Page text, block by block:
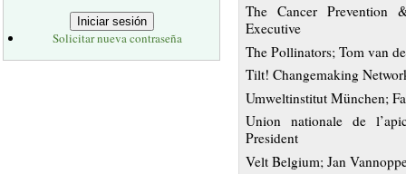
Solicitar nueva contraseña
The Cancer Prevention
Executive
The Pollinators; Tom van
Tilt! Changemaking
Umweltinstitut München;
Union nationale de
President
Velt Belgium; Jan